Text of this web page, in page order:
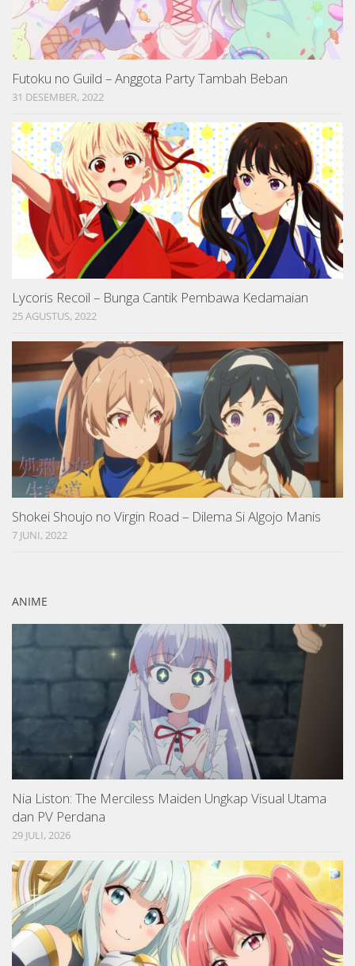
Futoku no Guild – Anggota Party Tambah Beban
31 DESEMBER, 2022
Lycoris Recoil – Bunga Cantik Pembawa Kedamaian
25 AGUSTUS, 2022
Shokei Shoujo no Virgin Road – Dilema Si Algojo Manis
7 JUNI, 2022
ANIME
Nia Liston: The Merciless Maiden Ungkap Visual Utama
dan PV Perdana
29 JULI, 2026